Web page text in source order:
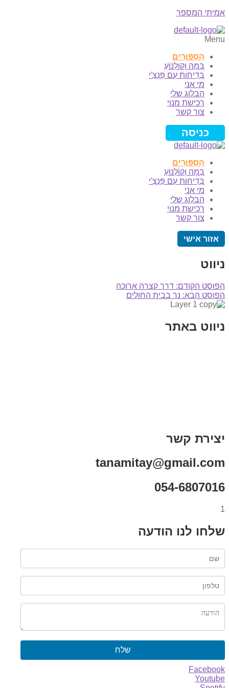
אמיתי המספר
Menu
הַסִּפּוּרִים
בָּמָה וְקוֹלְנוֹעַ
בְּדִיחוֹת עִם פַּנְצִ'י
מי אני
הבלוג שלי
רכישת מנוי
צור קשר
כניסה
הַסִּפּוּרִים
בָּמָה וְקוֹלְנוֹעַ
בְּדִיחוֹת עִם פַּנְצִ'י
מי אני
הבלוג שלי
רכישת מנוי
צור קשר
אזור אישי
ניווט
הפוסט הקודם: דרך קצרה ארוכה
הפוסט הבא: נר בבית החולים
ניווט באתר
יצירת קשר
tanamitay@gmail.com
054-6807016
1
שלחו לנו הודעה
שלח
Facebook
Youtube